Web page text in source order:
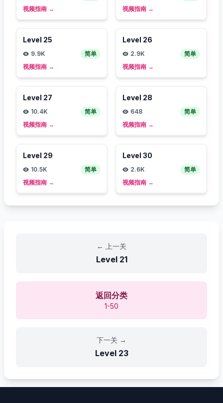
视频指南 →
视频指南 →
Level 25
9.9K
简单
视频指南 →
Level 26
2.9K
简单
视频指南 →
Level 27
10.4K
简单
视频指南 →
Level 28
648
简单
视频指南 →
Level 29
10.5K
简单
视频指南 →
Level 30
2.6K
简单
视频指南 →
← 上一关
Level 21
返回分类
1-50
下一关 →
Level 23